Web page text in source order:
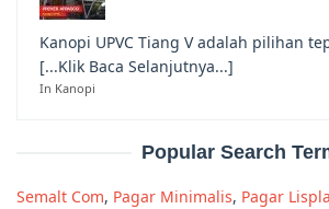
Kanopi UPVC Tiang V adalah pilihan
[...Klik Baca Selanjutnya...]
In Kanopi
Popular Search
Semalt Com, Pagar Minimalis, Pagar